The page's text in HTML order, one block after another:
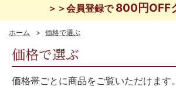
＞＞会員登録で 800円OFF
ホーム > 価格で選ぶ
価格で選ぶ
価格帯ごとに商品をご覧いただけます。